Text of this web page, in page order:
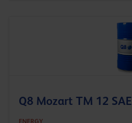
Q8 Mozart TM 12
ENERGY